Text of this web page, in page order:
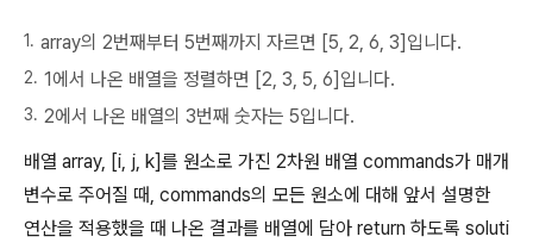
array의 2번째부터 5번째까지 자르면 [5, 2, 6, 3]입니다.
1에서 나온 배열을 정렬하면 [2, 3, 5, 6]입니다.
2에서 나온 배열의 3번째 숫자는 5입니다.
배열 array, [i, j, k]를 원소로 가진 2차원 배열 commands가 매개
변수로 주어질 때, commands의 모든 원소에 대해 앞서 설명한
연산을 적용했을 때 나온 결과를 배열에 담아 return 하도록 soluti